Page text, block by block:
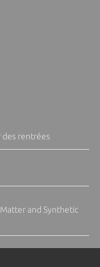
des rentrées
and Synthetic